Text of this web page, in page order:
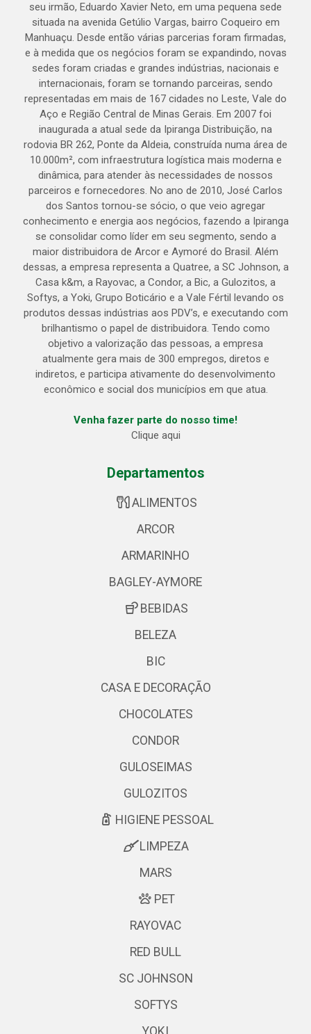
seu irmão, Eduardo Xavier Neto, em uma pequena sede
situada na avenida Getúlio Vargas, bairro Coqueiro em
Manhuaçu. Desde então várias parcerias foram firmadas,
e à medida que os negócios foram se expandindo, novas
sedes foram criadas e grandes indústrias, nacionais e
internacionais, foram se tornando parceiras, sendo
representadas em mais de 167 cidades no Leste, Vale do
Aço e Região Central de Minas Gerais. Em 2007 foi
inaugurada a atual sede da Ipiranga Distribuição, na
rodovia BR 262, Ponte da Aldeia, construída numa área de
10.000m², com infraestrutura logística mais moderna e
dinâmica, para atender às necessidades de nossos
parceiros e fornecedores. No ano de 2010, José Carlos
dos Santos tornou-se sócio, o que veio agregar
conhecimento e energia aos negócios, fazendo a Ipiranga
se consolidar como líder em seu segmento, sendo a
maior distribuidora de Arcor e Aymoré do Brasil. Além
dessas, a empresa representa a Quatree, a SC Johnson, a
Casa k&m, a Rayovac, a Condor, a Bic, a Gulozitos, a
Softys, a Yoki, Grupo Boticário e a Vale Fértil levando os
produtos dessas indústrias aos PDV’s, e executando com
brilhantismo o papel de distribuidora. Tendo como
objetivo a valorização das pessoas, a empresa
atualmente gera mais de 300 empregos, diretos e
indiretos, e participa ativamente do desenvolvimento
econômico e social dos municípios em que atua.
Venha fazer parte do nosso time!
Clique aqui
Departamentos
ALIMENTOS
ARCOR
ARMARINHO
BAGLEY-AYMORE
BEBIDAS
BELEZA
BIC
CASA E DECORAÇÃO
CHOCOLATES
CONDOR
GULOSEIMAS
GULOZITOS
HIGIENE PESSOAL
LIMPEZA
MARS
PET
RAYOVAC
RED BULL
SC JOHNSON
SOFTYS
YOKI